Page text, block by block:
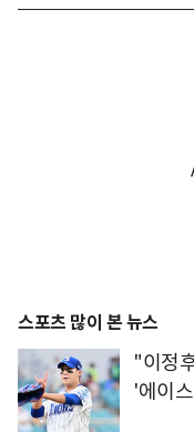
스포츠 많이 본 뉴스
"이정
'에이